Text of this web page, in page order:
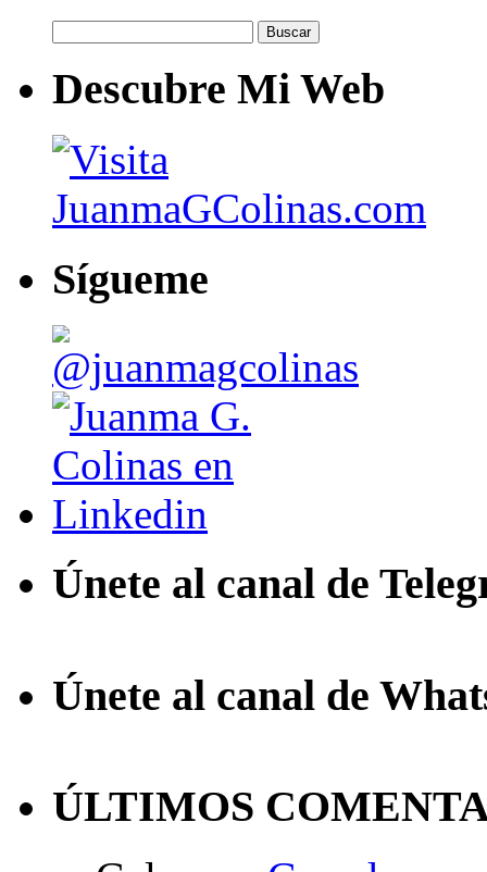
Descubre Mi Web
Sígueme
Únete al canal de
Únete al canal de
ÚLTIMOS